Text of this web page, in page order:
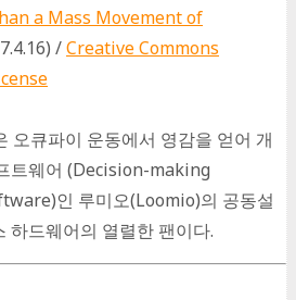
a Mass Movement of
/Creative Commons
오큐파이 운동에서 영감을 얻어 개
트웨어 (Decision-making
인 루미오(Loomio)의 공동설
하드웨어의 열렬한 팬이다.